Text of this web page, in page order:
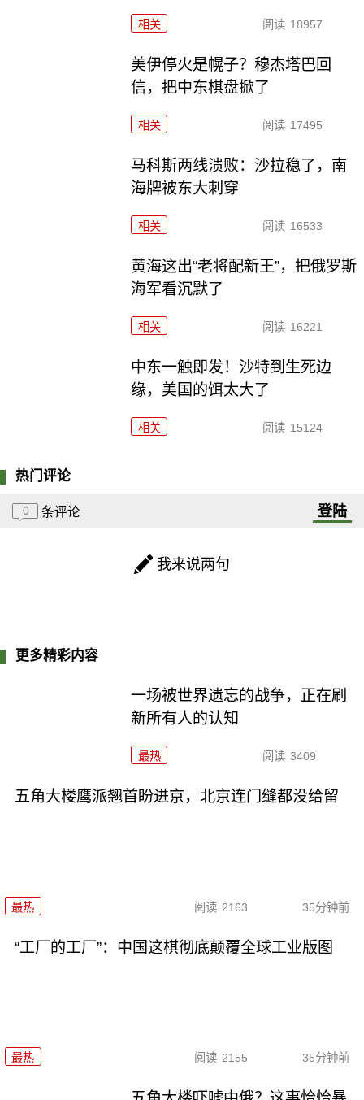
相关 阅读 18957
美伊停火是幌子？穆杰塔巴回
信，把中东棋盘掀了
相关 阅读 17495
马科斯两线溃败：沙拉稳了，南
海牌被东大刺穿
相关 阅读 16533
黄海这出“老将配新王”，把俄罗斯
海军看沉默了
相关 阅读 16221
中东一触即发！沙特到生死边
缘，美国的饵太大了
相关 阅读 15124
热门评论
0 条评论 登陆
我来说两句
更多精彩内容
一场被世界遗忘的战争，正在刷
新所有人的认知
最热 阅读 3409
五角大楼鹰派翘首盼进京，北京连门缝都没给留
最热 阅读 2163 35分钟前
“工厂的工厂”：中国这棋彻底颠覆全球工业版图
最热 阅读 2155 35分钟前